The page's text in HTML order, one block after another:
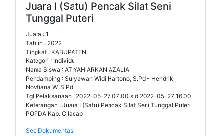
Juara I (Satu) Pencak Silat Seni
Tunggal Puteri
Juara : 1
Tahun : 2022
Tingkat : KABUPATEN
Kategori : Individu
Nama Siswa : ATIYAH ARKAN AZALIA
Pendamping : Suryawan Widi Hartono, S.Pd - Hendrik
Novtiana W, S.Pd
Tgl Pelaksanaan : 2022-05-27 07:00 s.d 2022-05-27 16:00
Keterangan : Juara I (Satu) Pencak Silat Seni Tunggal Puteri
POPDA Kab. Cilacap
See Dokumentasi